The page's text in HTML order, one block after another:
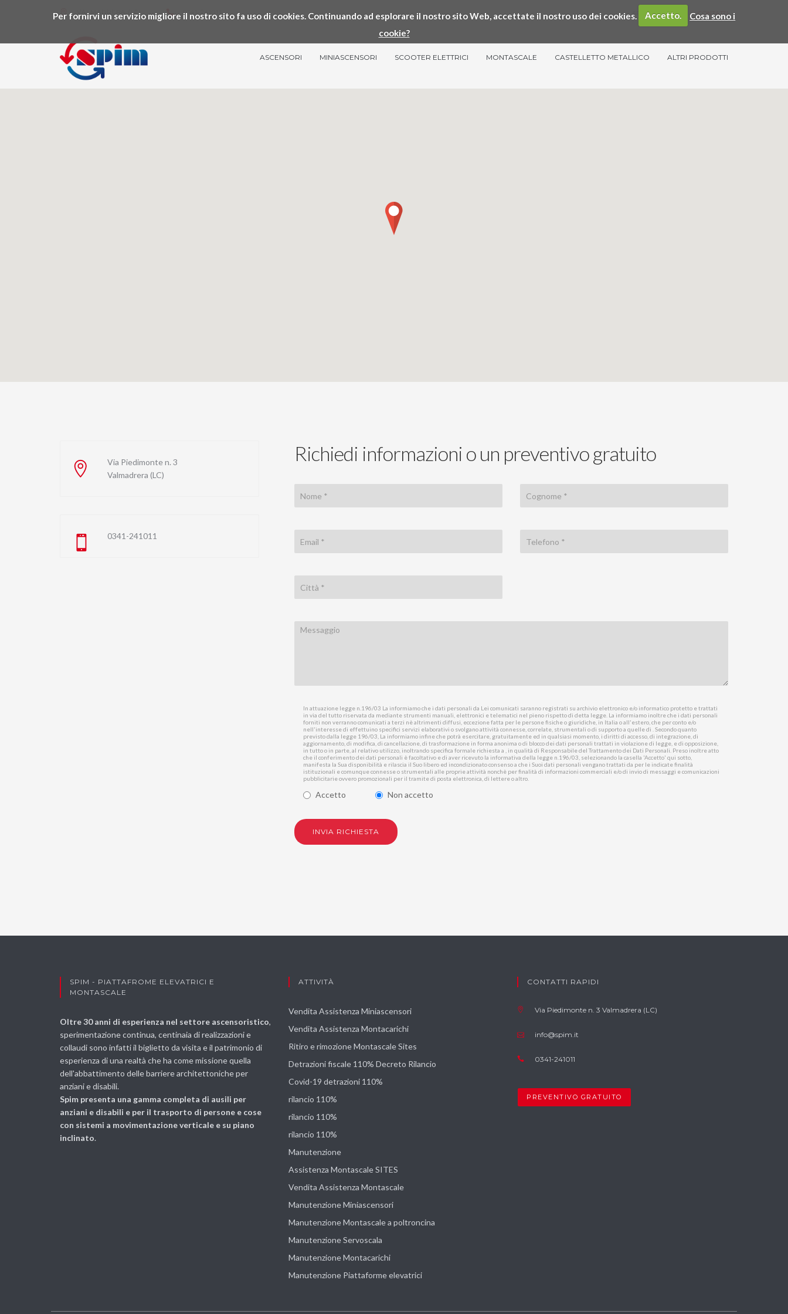
Per fornirvi un servizio migliore il nostro sito fa uso di cookies. Continuando ad esplorare il nostro sito Web, accettate il nostro uso dei cookies. Accetto.
Cosa sono i
cookie?
VALMADRERA (LC) 0341-241011 SPIM SERVIZI CONTATTI
ASCENSORI MINIASCENSORI SCOOTER ELETTRICI MONTASCALE CASTELLETTO METALLICO ALTRI PRODOTTI
Via Piedimonte n. 3
Valmadrera (LC)
0341-241011
Richiedi informazioni o un preventivo gratuito
In attuazione legge n.196/03 La informiamo che i dati personali da Lei comunicati saranno registrati su archivio elettronico e/o informatico protetto e trattati
in via del tutto riservata da mediante strumenti manuali, elettronici e telematici nel pieno rispetto di detta legge. La informiamo inoltre che i dati personali
forniti non verranno comunicati a terzi nè altrimenti diffusi, eccezione fatta per le persone fisiche o giuridiche, in Italia o all'estero, che per conto e/o
nell'interesse di effettuino specifici servizi elaborativi o svolgano attività connesse, correlate, strumentali o di supporto a quelle di . Secondo quanto
previsto dalla legge 196/03, La informiamo infine che potrà esercitare, gratuitamente ed in qualsiasi momento, i diritti di accesso, di integrazione, di
aggiornamento, di modifica, di cancellazione, di trasformazione in forma anonima o di blocco dei dati personali trattati in violazione di legge, e di opposizione,
in tutto o in parte, al relativo utilizzo, inoltrando specifica formale richiesta a , in qualità di Responsabile del Trattamento dei Dati Personali. Preso inoltre atto
che il conferimento dei dati personali è facoltativo e di aver ricevuto la informativa della legge n.196/03, selezionando la casella 'Accetto' qui sotto,
manifesta la Sua disponibilità e rilascia il Suo libero ed incondizionato consenso a che i Suoi dati personali vengano trattati da per le indicate finalità
istituzionali e comunque connesse o strumentali alle proprie attività nonchè per finalità di informazioni commerciali e/o di invio di messaggi e comunicazioni
pubblicitarie ovvero promozionali per il tramite di posta elettronica, di lettere o altro.
Accetto Non accetto
INVIA RICHIESTA
SPIM - PIATTAFROME ELEVATRICI E
MONTASCALE
Oltre 30 anni di esperienza nel settore ascensoristico,
sperimentazione continua, centinaia di realizzazioni e
collaudi sono infatti il biglietto da visita e il patrimonio di
esperienza di una realtà che ha come missione quella
dell'abbattimento delle barriere architettoniche per
anziani e disabili.
Spim presenta una gamma completa di ausili per
anziani e disabili e per il trasporto di persone e cose
con sistemi a movimentazione verticale e su piano
inclinato.
ATTIVITÀ
Vendita Assistenza Miniascensori
Vendita Assistenza Montacarichi
Ritiro e rimozione Montascale Sites
Detrazioni fiscale 110% Decreto Rilancio
Covid-19 detrazioni 110%
rilancio 110%
rilancio 110%
rilancio 110%
Manutenzione
Assistenza Montascale SITES
Vendita Assistenza Montascale
Manutenzione Miniascensori
Manutenzione Montascale a poltroncina
Manutenzione Servoscala
Manutenzione Montacarichi
Manutenzione Piattaforme elevatrici
CONTATTI RAPIDI
Via Piedimonte n. 3 Valmadrera (LC)
info@spim.it
0341-241011
PREVENTIVO GRATUITO